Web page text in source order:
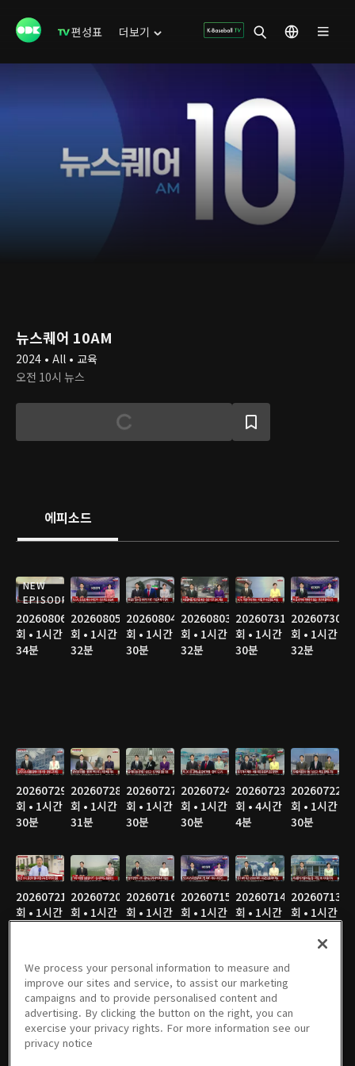
편성표 더보기
뉴스퀘어 10AM
2024 • All • 교육
오전 10시 뉴스
에피소드
NEW
EPISODE
20260806
회 • 1시간
34분
20260805
회 • 1시간
32분
20260804
회 • 1시간
30분
20260803
회 • 1시간
32분
20260731
회 • 1시간
30분
20260730
회 • 1시간
32분
20260729
회 • 1시간
30분
20260728
회 • 1시간
31분
20260727
회 • 1시간
30분
20260724
회 • 1시간
30분
20260723
회 • 4시간
4분
20260722
회 • 1시간
30분
20260721
회 • 1시간
20260720
회 • 1시간
20260716
회 • 1시간
20260715
회 • 1시간
20260714
회 • 1시간
20260713
회 • 1시간
20260710
회 • 1시간
32분
20260709
회 • 1시간
32분
20260708
회 • 1시간
32분
20260707
회 • 1시간
30분
20260706
회 • 1시간
30분
회 • 1시간
29분
We process your personal information to measure and
improve our sites and service, to assist our marketing
campaigns and to provide personalised content and
advertising. By clicking the button on the right, you can
exercise your privacy rights. For more information see our
privacy notice